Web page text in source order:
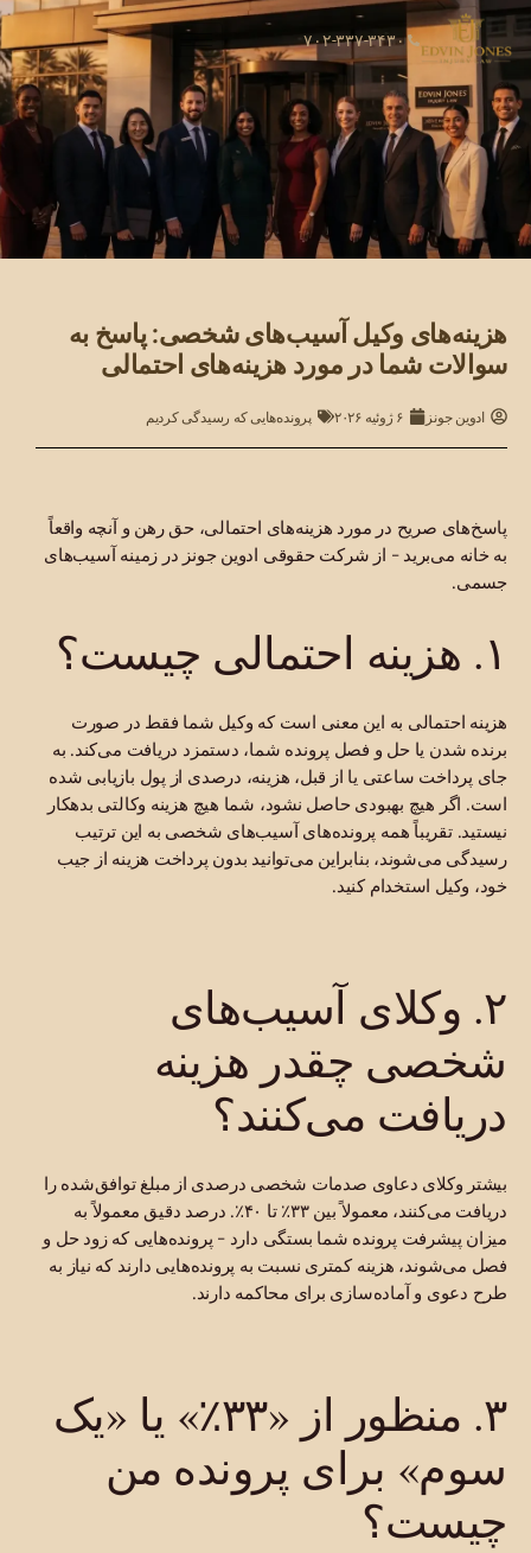
۷۰۲-۳۳۷-۳۴۳۰
هزینه‌های وکیل آسیب‌های شخصی: پاسخ به
سوالات شما در مورد هزینه‌های احتمالی
ادوین جونز ۶ ژوئیه ۲۰۲۶ پرونده‌هایی که رسیدگی کردیم
پاسخ‌های صریح در مورد هزینه‌های احتمالی، حق رهن و آنچه واقعاً
به خانه می‌برید - از شرکت حقوقی ادوین جونز در زمینه آسیب‌های
جسمی.
۱. هزینه احتمالی چیست؟
هزینه احتمالی به این معنی است که وکیل شما فقط در صورت
برنده شدن یا حل و فصل پرونده شما، دستمزد دریافت می‌کند. به
جای پرداخت ساعتی یا از قبل، هزینه، درصدی از پول بازیابی شده
است. اگر هیچ بهبودی حاصل نشود، شما هیچ هزینه وکالتی بدهکار
نیستید. تقریباً همه پرونده‌های آسیب‌های شخصی به این ترتیب
رسیدگی می‌شوند، بنابراین می‌توانید بدون پرداخت هزینه از جیب
خود، وکیل استخدام کنید.
۲. وکلای آسیب‌های
شخصی چقدر هزینه
دریافت می‌کنند؟
بیشتر وکلای دعاوی صدمات شخصی درصدی از مبلغ توافق‌شده را
دریافت می‌کنند، معمولاً بین ۳۳٪ تا ۴۰٪. درصد دقیق معمولاً به
میزان پیشرفت پرونده شما بستگی دارد - پرونده‌هایی که زود حل و
فصل می‌شوند، هزینه کمتری نسبت به پرونده‌هایی دارند که نیاز به
طرح دعوی و آماده‌سازی برای محاکمه دارند.
۳. منظور از «۳۳٪» یا «یک
سوم» برای پرونده من
چیست؟